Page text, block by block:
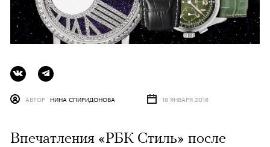
АВТОР НИНА СПИРИДОНОВА 18 ЯНВАРЯ 2018
Впечатления «РБК Стиль» после